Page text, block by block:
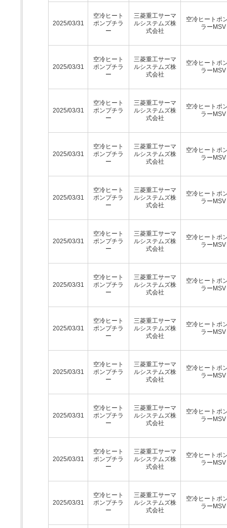
2025/03/31
空冷ヒート
ポンプチラ
ー
三菱重工サーマ
ルシステムズ株
式会社
空冷ヒートポ
ラーMSV
2025/03/31
空冷ヒート
ポンプチラ
ー
三菱重工サーマ
ルシステムズ株
式会社
空冷ヒートポ
ラーMSV
2025/03/31
空冷ヒート
ポンプチラ
ー
三菱重工サーマ
ルシステムズ株
式会社
空冷ヒートポ
ラーMSV
2025/03/31
空冷ヒート
ポンプチラ
ー
三菱重工サーマ
ルシステムズ株
式会社
空冷ヒートポ
ラーMSV
2025/03/31
空冷ヒート
ポンプチラ
ー
三菱重工サーマ
ルシステムズ株
式会社
空冷ヒートポ
ラーMSV
2025/03/31
空冷ヒート
ポンプチラ
ー
三菱重工サーマ
ルシステムズ株
式会社
空冷ヒートポ
ラーMSV
2025/03/31
空冷ヒート
ポンプチラ
ー
三菱重工サーマ
ルシステムズ株
式会社
空冷ヒートポ
ラーMSV
2025/03/31
空冷ヒート
ポンプチラ
ー
三菱重工サーマ
ルシステムズ株
式会社
空冷ヒートポ
ラーMSV
2025/03/31
空冷ヒート
ポンプチラ
ー
三菱重工サーマ
ルシステムズ株
式会社
空冷ヒートポ
ラーMSV
2025/03/31
空冷ヒート
ポンプチラ
ー
三菱重工サーマ
ルシステムズ株
式会社
空冷ヒートポ
ラーMSV
2025/03/31
空冷ヒート
ポンプチラ
ー
三菱重工サーマ
ルシステムズ株
式会社
空冷ヒートポ
ラーMSV
2025/03/31
空冷ヒート
ポンプチラ
ー
三菱重工サーマ
ルシステムズ株
式会社
空冷ヒートポ
ラーMSV